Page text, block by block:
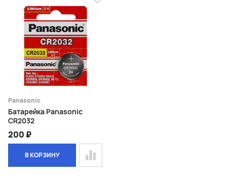
Panasonic
Батарейка Panasonic
CR2032
200 ₽
В КОРЗИНУ